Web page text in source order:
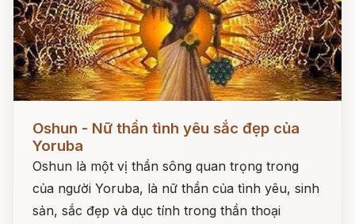
Oshun - Nữ thần tình yêu sắc đẹp của
Yoruba
Oshun là một vị thần sông quan trọng trong
của người Yoruba, là nữ thần của tình yêu, sinh
sản, sắc đẹp và dục tính trong thần thoại